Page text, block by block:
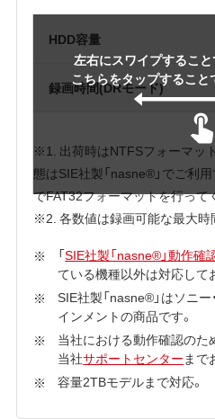
左右にスワイプすること
こちらをタップすること
HDD容量
録画時間(DRモード)
※1. 出荷時はNTFSフォーマッ
態はSIE社製「nasne®」でご利
でFAT32フォーマットを行って
※2. 各数値は録画可能な最大時
「SIE社製「nasne®」動作確
ている機種以外は対応して
SIE社製「nasne®」はソニ
インメントの商品です。
当社における動作確認のた
当社サポートセンター まで
容量2TBモデルまで対応。